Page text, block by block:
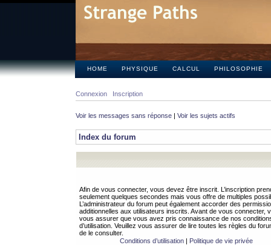
HOME PHYSIQUE CALCUL PHILOSOPHIE
Connexion Inscription
Voir les messages sans réponse | Voir les sujets actifs
Index du forum
Afin de vous connecter, vous devez être inscrit. L’inscription
seulement quelques secondes mais vous offre de multiples
L’administrateur du forum peut également accorder des
additionnelles aux utilisateurs inscrits. Avant de vous connecter,
vous assurer que vous avez pris connaissance de nos
d’utilisation. Veuillez vous assurer de lire toutes les règles du
de le consulter.
Conditions d’utilisation| Politique de vie privée